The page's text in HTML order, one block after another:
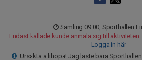
Samling 09:00, Sporthallen
Endast kallade kunde anmäla sig till
Logga in här
Ursäkta allihopa! Jag läste bara